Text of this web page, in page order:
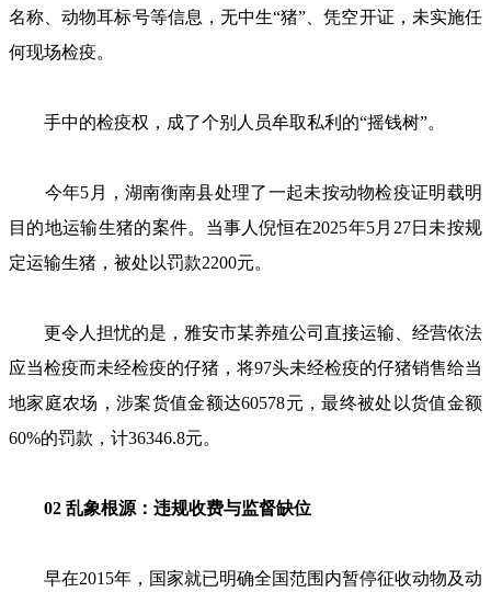
名称、动物耳标号等信息，无中生“猪”、凭空开证，未实施任
何现场检疫。
手中的检疫权，成了个别人员牟取私利的“摇钱树”。
今年5月，湖南衡南县处理了一起未按动物检疫证明载明
目的地运输生猪的案件。当事人倪恒在2025年5月27日未按规
定运输生猪，被处以罚款2200元。
更令人担忧的是，雅安市某养殖公司直接运输、经营依法
应当检疫而未经检疫的仔猪，将97头未经检疫的仔猪销售给当
地家庭农场，涉案货值金额达60578元，最终被处以货值金额
60%的罚款，计36346.8元。
02 乱象根源：违规收费与监督缺位
早在2015年，国家就已明确全国范围内暂停征收动物及动